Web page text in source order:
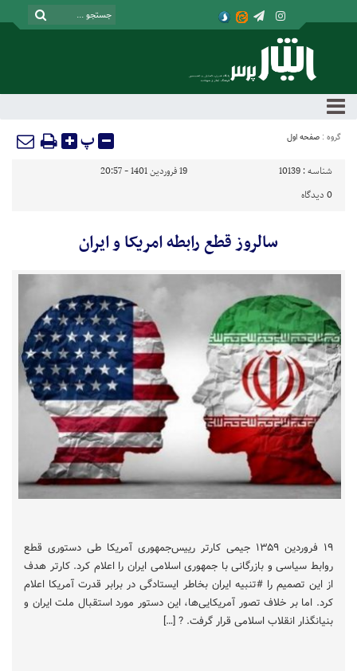
گروه : صفحه اول پ
شناسه : 10139
19 فروردین 1401 - 20:57
0 دیدگاه
سالروز قطع رابطه امریکا و ایران
۱۹ فروردین ۱۳۵۹ جیمی کار‌تر رییس‌جمهوری آمریکا طی دستوری قطع
روابط سیاسی و بازرگانی با جمهوری اسلامی ایران را اعلام کرد. کارتر هدف
از این تصمیم را #تنبیه ایران بخاطر ایستادگی در برابر قدرت آمریکا اعلام
کرد. اما بر خلاف تصور آمریکایی‌ها، این دستور مورد استقبال ملت ایران و
بنیانگذار انقلاب اسلامی قرار گرفت. ? […]